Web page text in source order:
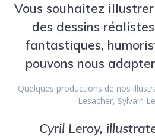
Vous souhaitez
des dessins
fantastiques,
pouvons nous
Quelques productions de nos
Lesacher, Sylvain
Cyril Leroy,